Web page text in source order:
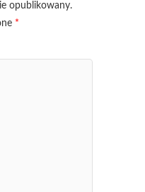
opublikowany.
*